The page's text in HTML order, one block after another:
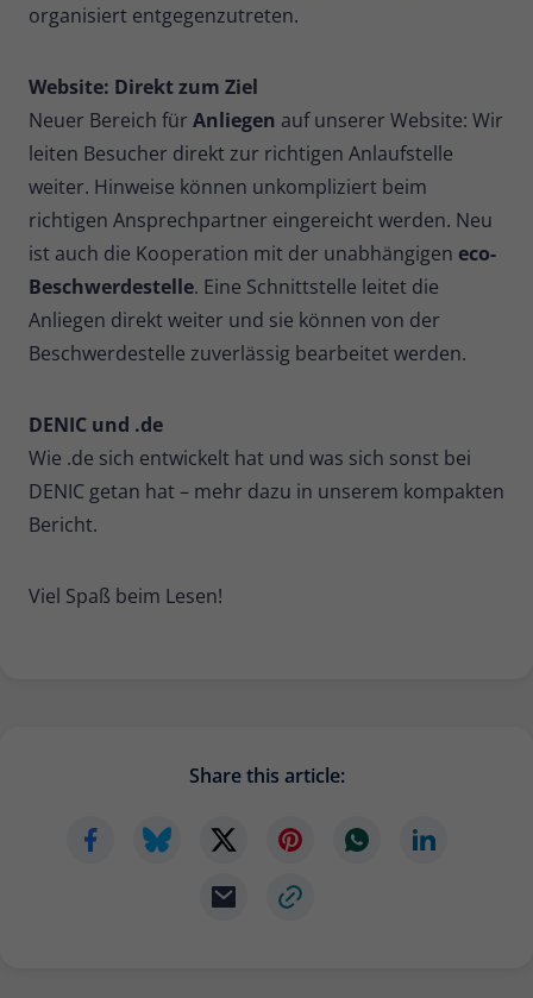
organisiert entgegenzutreten.
Website: Direkt zum Ziel
Neuer Bereich für Anliegen auf unserer Website: Wir
leiten Besucher direkt zur richtigen Anlaufstelle
weiter. Hinweise können unkompliziert beim
richtigen Ansprechpartner eingereicht werden. Neu
ist auch die Kooperation mit der unabhängigen eco-
Beschwerdestelle. Eine Schnittstelle leitet die
Anliegen direkt weiter und sie können von der
Beschwerdestelle zuverlässig bearbeitet werden.
DENIC und .de
Wie .de sich entwickelt hat und was sich sonst bei
DENIC getan hat – mehr dazu in unserem kompakten
Bericht.
Viel Spaß beim Lesen!
Share this article: